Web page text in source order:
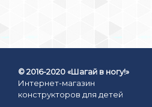
© 2016-2020 «Шагай в ногу!»
Интернет-магазин
конструкторов для детей